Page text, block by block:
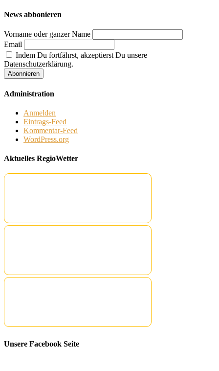
News abbonieren
Vorname oder ganzer Name
Email
Indem Du fortfährst, akzeptierst Du unsere
Datenschutzerklärung.
Administration
Anmelden
Eintrags-Feed
Kommentar-Feed
WordPress.org
Aktuelles RegioWetter
Unsere Facebook Seite